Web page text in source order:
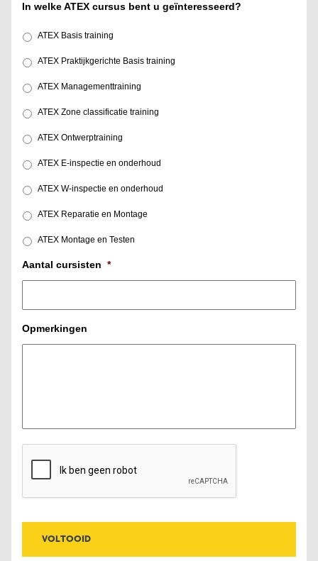
In welke ATEX cursus bent u geïnteresseerd?
ATEX Basis training
ATEX Praktijkgerichte Basis training
ATEX Managementtraining
ATEX Zone classificatie training
ATEX Ontwerptraining
ATEX E-inspectie en onderhoud
ATEX W-inspectie en onderhoud
ATEX Reparatie en Montage
ATEX Montage en Testen
Aantal cursisten *
Opmerkingen